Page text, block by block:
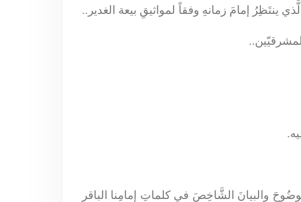
ينتَظِرُ إمامَ زمانهِ وفقاً لمواثيقِ بيعة الغدير..
والبيانَ الشَّاخِصَ في كلماتِ إمامِنا الباقر